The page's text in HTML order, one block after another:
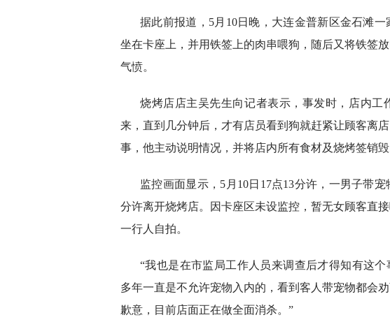
据此前报道，5月10日晚，大连金普新区金石滩
坐在卡座上，并用铁签上的肉串喂狗，随后又将铁签
气愤。
烧烤店店主吴先生向记者表示，事发时，店内工
来，直到几分钟后，才有店员看到狗就赶紧让顾客离
事，他主动说明情况，并将店内所有食材及烧烤签销毁
监控画面显示，5月10日17点13分许，一男子带
分许离开烧烤店。因卡座区未设监控，暂无女顾客直
一行人自拍。
“我也是在市监局工作人员来调查后才得知有这
多年一直是不允许宠物入内的，看到客人带宠物都会
歉意，目前店面正在做全面消杀。”